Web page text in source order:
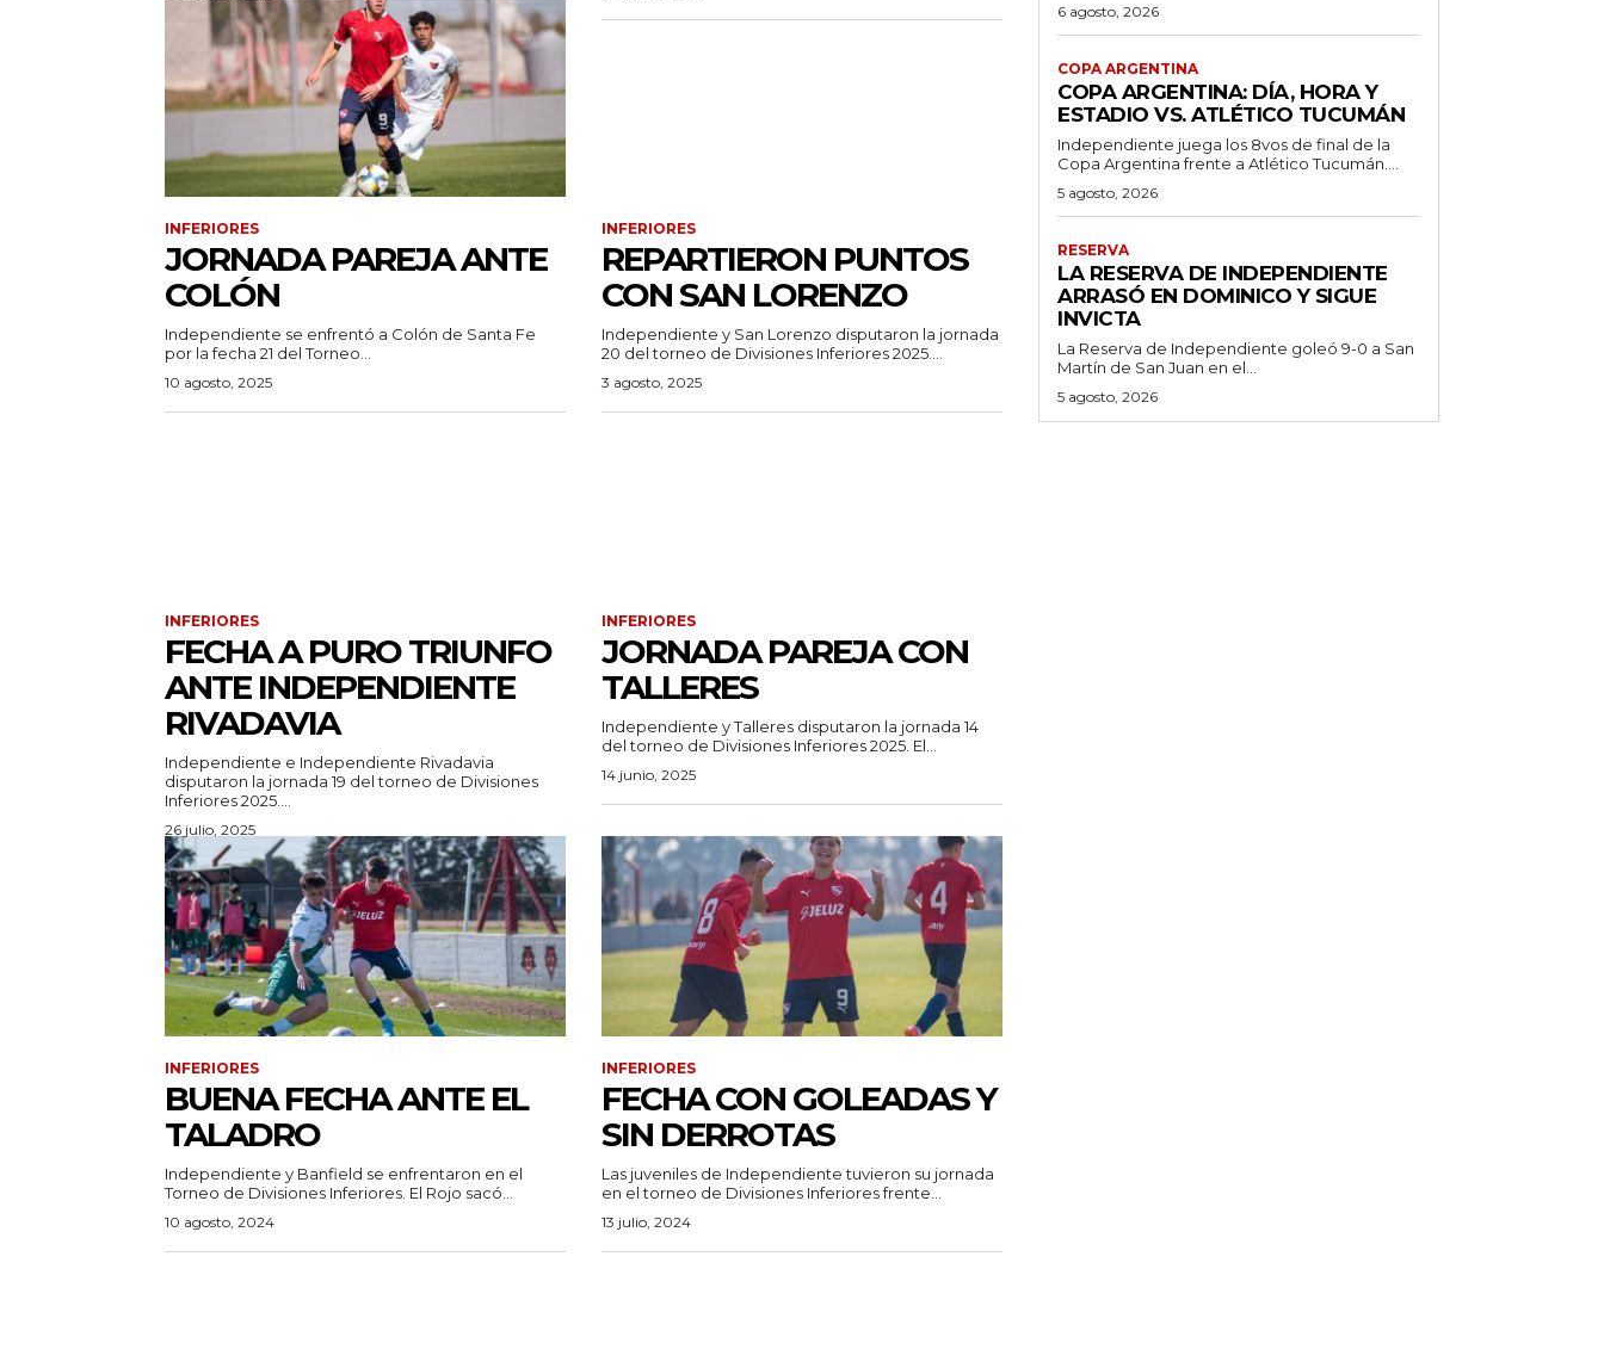
INFERIORES
JORNADA PAREJA ANTE
COLÓN
Independiente se enfrentó a Colón de Santa Fe
por la fecha 21 del Torneo...
10 agosto, 2025
INFERIORES
REPARTIERON PUNTOS
CON SAN LORENZO
Independiente y San Lorenzo disputaron la jornada
20 del torneo de Divisiones Inferiores 2025....
3 agosto, 2025
INFERIORES
FECHA A PURO TRIUNFO
ANTE INDEPENDIENTE
RIVADAVIA
Independiente e Independiente Rivadavia
disputaron la jornada 19 del torneo de Divisiones
Inferiores 2025....
26 julio, 2025
INFERIORES
JORNADA PAREJA CON
TALLERES
Independiente y Talleres disputaron la jornada 14
del torneo de Divisiones Inferiores 2025. El...
14 junio, 2025
INFERIORES
BUENA FECHA ANTE EL
TALADRO
Independiente y Banfield se enfrentaron en el
Torneo de Divisiones Inferiores. El Rojo sacó...
10 agosto, 2024
INFERIORES
FECHA CON GOLEADAS Y
SIN DERROTAS
Las juveniles de Independiente tuvieron su jornada
en el torneo de Divisiones Inferiores frente...
13 julio, 2024
6 agosto, 2026
COPA ARGENTINA
COPA ARGENTINA: DÍA, HORA Y
ESTADIO VS. ATLÉTICO TUCUMÁN
Independiente juega los 8vos de final de la
Copa Argentina frente a Atlético Tucumán....
5 agosto, 2026
RESERVA
LA RESERVA DE INDEPENDIENTE
ARRASÓ EN DOMINICO Y SIGUE
INVICTA
La Reserva de Independiente goleó 9-0 a San
Martín de San Juan en el...
5 agosto, 2026